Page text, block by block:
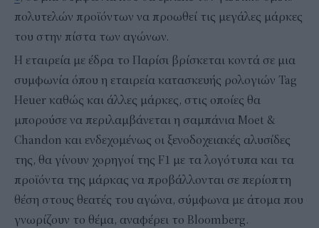
πολυτελών προϊόντων να προωθεί τις μεγάλες μάρκες
του στην πίστα των αγώνων.
Η εταιρεία με έδρα το Παρίσι βρίσκεται κοντά σε μια
συμφωνία όπου η εταιρεία κατασκευής ρολογιών Tag
Heuer καθώς και άλλες μάρκες, στις οποίες θα
μπορούσε να περιλαμβάνεται η σαμπάνια Moet &
Chandon και ενδεχομένως οι ξενοδοχειακές αλυσίδες
της, θα γίνουν χορηγοί της F1 με τα λογότυπα και τα
προϊόντα της μάρκας να προβάλλονται σε περίοπτη
θέση στους θεατές του αγώνα, σύμφωνα με άτομα που
γνωρίζουν το θέμα, αναφέρει το Bloomberg.